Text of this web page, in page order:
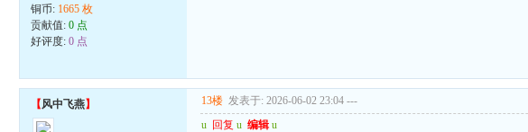
铜币: 1665 枚
贡献值:0 点
好评度:0 点
【风中飞燕】 13楼 发表于: 2026-06-02 23:04 ---
u 回复 u 编辑 u